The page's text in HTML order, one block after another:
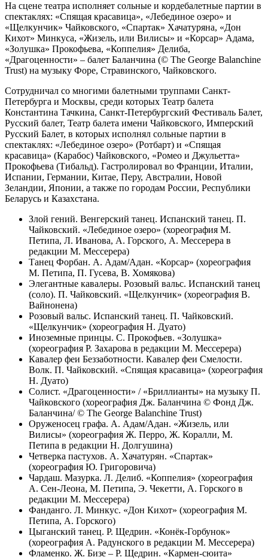
На сцене театра исполняет сольные и кордебалетные партии в
спектаклях: «Спящая красавица», «Лебединое озеро» и
«Щелкунчик» Чайковского, «Спартак» Хачатуряна, «Дон
Кихот» Минкуса, «Жизель, или Вилисы» и «Корсар» Адама,
«Золушка» Прокофьева, «Коппелия» Делиба,
«Драгоценности» – балет Баланчина (© The George Balanchine
Trust) на музыку Форе, Стравинского, Чайковского.
Сотрудничал со многими балетными труппами Санкт-
Петербурга и Москвы, среди которых Театр балета
Константина Тачкина, Санкт-Петербургский Фестиваль Балет,
Русский балет, Театр балета имени Чайковского, Имперский
Русский Балет, в которых исполнял сольные партии в
спектаклях: «Лебединое озеро» (Ротбарт) и «Спящая
красавица» (Карабос) Чайковского, «Ромео и Джульетта»
Прокофьева (Тибальд). Гастролировал во Франции, Италии,
Испании, Германии, Китае, Перу, Австралии, Новой
Зеландии, Японии, а также по городам России, Республики
Беларусь и Казахстана.
Злой гений. Венгерский танец. Испанский танец. П.
Чайковский. «Лебединое озеро» (хореография М.
Петипа, Л. Иванова, А. Горского, А. Мессерера в
редакции М. Мессерера)
Танец Форбан. А. Адам/Адан. «Корсар» (хореография
М. Петипа, П. Гусева, В. Хомякова)
Элегантные кавалеры. Розовый вальс. Испанский танец
(соло). П. Чайковский. «Щелкунчик» (хореография В.
Вайнонена)
Розовый вальс. Испанский танец. П. Чайковский.
«Щелкунчик» (хореография Н. Дуато)
Иноземные принцы. С. Прокофьев. «Золушка»
(хореография Р. Захарова в редакции М. Мессерера)
Кавалер феи Беззаботности. Кавалер феи Смелости.
Волк. П. Чайковский. «Спящая красавица» (хореография
Н. Дуато)
Солист. «Драгоценности» / «Бриллианты» на музыку П.
Чайковского (хореография Дж. Баланчина © Фонд Дж.
Баланчина/ © The George Balanchine Trust)
Оруженосец графа. А. Адам/Адан. «Жизель, или
Вилисы» (хореография Ж. Перро, Ж. Коралли, М.
Петипа в редакции Н. Долгушина)
Четверка пастухов. А. Хачатурян. «Спартак»
(хореография Ю. Григоровича)
Чардаш. Мазурка. Л. Делиб. «Коппелия» (хореография
А. Сен-Леона, М. Петипа, Э. Чекетти, А. Горского в
редакции М. Мессерера)
Фанданго. Л. Минкус. «Дон Кихот» (хореография М.
Петипа, А. Горского)
Цыганский танец. Р. Щедрин. «Конёк-Горбунок»
(хореография А. Радунского в редакции М. Мессерера)
Фламенко. Ж. Бизе – Р. Щедрин. «Кармен-сюита»